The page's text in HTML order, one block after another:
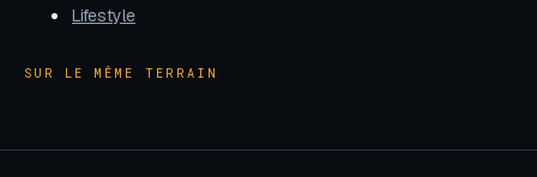
Lifestyle
SUR LE MÊME TERRAIN